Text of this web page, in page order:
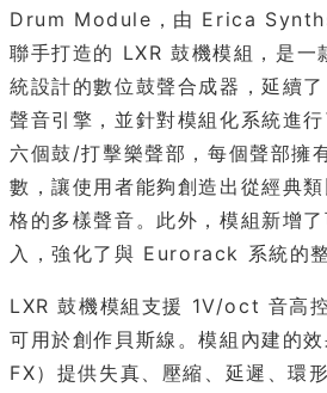
Drum Module，由 Erica
聯手打造的 LXR 鼓機模組，是
統設計的數位鼓聲合成器，延續
聲音引擎，並針對模組化系統進
六個鼓/打擊樂聲部，每個聲部擁
數，讓使用者能夠創造出從經典
格的多樣聲音。此外，模組新增
入，強化了與 Eurorack 系統的整
LXR 鼓機模組支援 1V/oct 音高
可用於創作貝斯線。模組內建的
FX）提供失真、壓縮、延遲、環